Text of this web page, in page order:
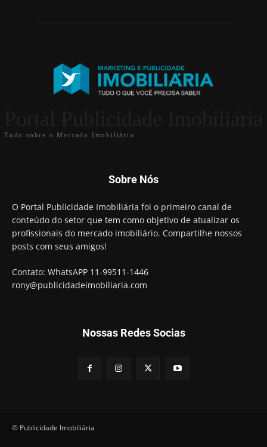
Tudo sobre o Mercado Imobiliário
Sobre Nós
O Portal Publicidade Imobiliária foi o primeiro canal de
conteúdo do setor que tem como objetivo de atualizar os
profissionais do mercado imobiliário. Compartilhe nossos
posts com seus amigos!
Contato: WhatsAPP 11-99511-1446
rony@publicidadeimobiliaria.com
Nossas Redes Socias
© Publicidade Imobiliária